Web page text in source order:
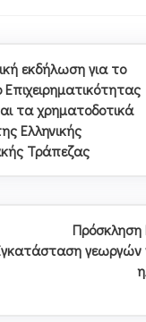
εκδήλωση για το
Επιχειρηματικότητας
τα χρηματοδοτικά
Ελληνικής
Τράπεζας
Πρόσκληση
γεωργών